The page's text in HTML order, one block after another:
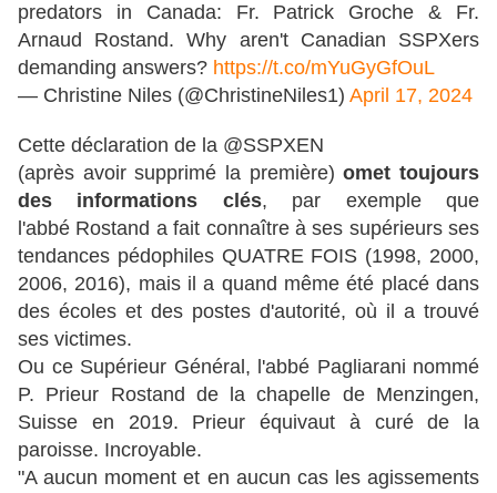
predators in Canada: Fr. Patrick Groche & Fr.
Arnaud Rostand. Why aren't Canadian SSPXers
demanding answers? https://t.co/mYuGyGfOuL
— Christine Niles (@ChristineNiles1) April 17, 2024
Cette déclaration de la @SSPXEN
(après avoir supprimé la première)omet toujours
des informations clés, par exemple que
l'abbé Rostand a fait connaître à ses supérieurs ses
tendances pédophiles QUATRE FOIS (1998, 2000,
2006, 2016), mais il a quand même été placé dans
des écoles et des postes d'autorité, où il a trouvé
ses victimes.
Ou ce Supérieur Général, l'abbé Pagliarani nommé
P. Prieur Rostand de la chapelle de Menzingen,
Suisse en 2019. Prieur équivaut à curé de la
paroisse. Incroyable.
"A aucun moment et en aucun cas les agissements